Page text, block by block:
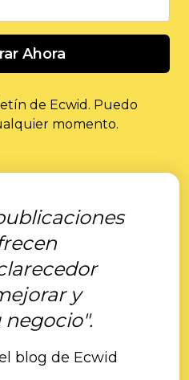
Ahora
de Ecwid. Puedo
momento.
y
negocio".
blog de Ecwid